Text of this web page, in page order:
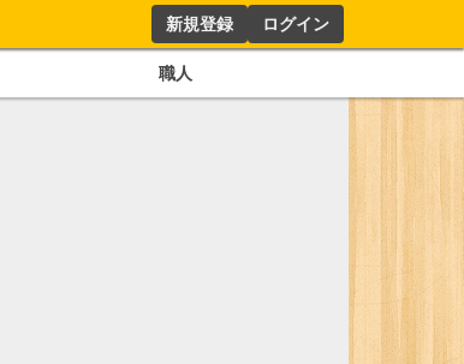
新規登録 ログイン
職人